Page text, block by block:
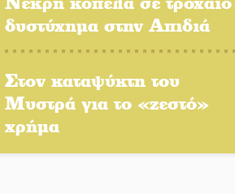
παγκόσμια Σπαρτιατόπουλα
Ζερβάκη
δυστύχημα στην Απιδιά
Στον καταψύκτη του
Μυστρά για το «ζεστό»
χρήμα